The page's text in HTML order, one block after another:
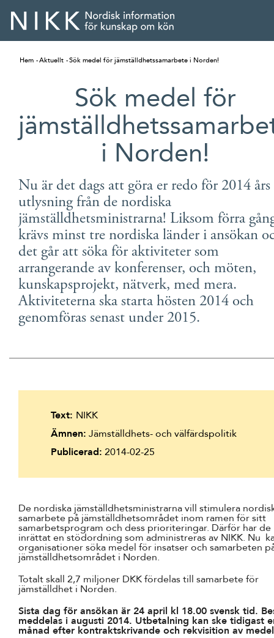
English
Skandinaviska
Suomi
Íslenska
Hem Aktuellt Sök medel för jämställdhetssamarbete i Norden!
Sök medel för
i Norden!
Nu är det dags att göra er redo för 2014 års
utlysning från de nordiska
jämställdhetsministrarna! Liksom förra
krävs minst tre nordiska länder i ansökan
det går att söka för aktiviteter som
arrangerande av konferenser, och möten,
kunskapsprojekt, nätverk, med mera.
Aktiviteterna ska starta hösten 2014 och
genomföras senast under 2015.
De nordiska jämställdhetsministrarna vill stimulera
samarbete på jämställdhetsområdet inom ramen för sitt
samarbetsprogram och dess prioriteringar. Därför har de
inrättat en stödordning som administreras av NIKK. Nu
organisationer söka medel för insatser och samarbeten
jämställdhetsområdet i Norden.
Totalt skall 2,7 miljoner DKK fördelas till samarbete för
jämställdhet i Norden.
Sista dag för ansökan är 24 april kl 18.00 svensk tid.
meddelas i augusti 2014. Utbetalning kan ske tidigast
månad efter kontraktskrivande och rekvisition av
Text: NIKK
Ämnen: Jämställdhets- och välfärdspolitik
Publicerad: 2014-02-25